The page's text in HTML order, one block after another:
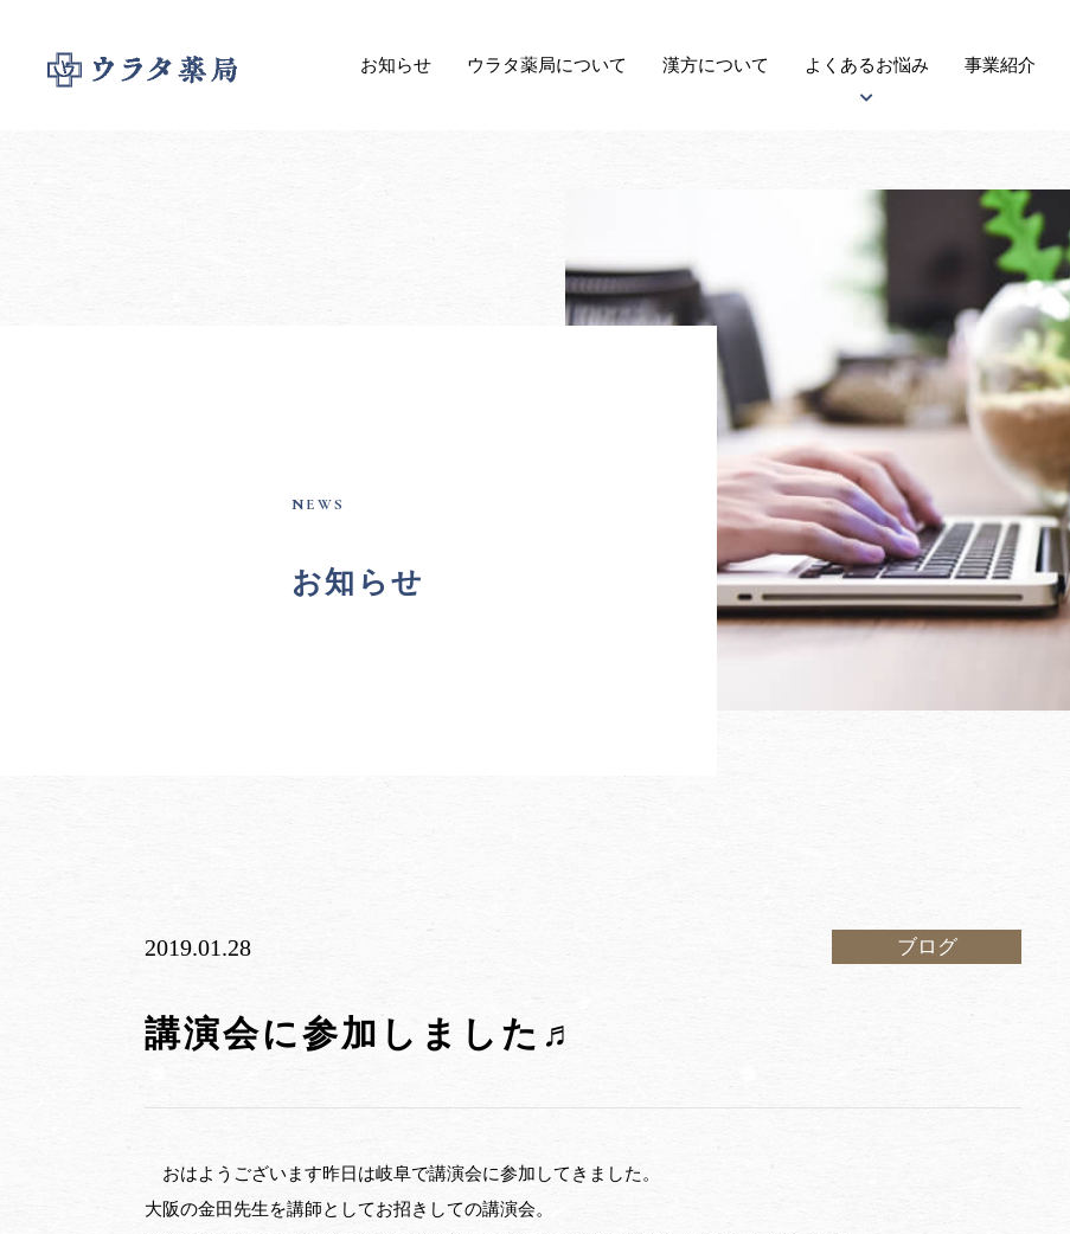
お知らせ ウラタ薬局について 漢方について よくあるお悩み 事業紹介
お知らせ
2019.01.28 ブログ
講演会に参加しました♬
おはようございます昨日は岐阜で講演会に参加してきました。
大阪の金田先生を講師としてお招きしての講演会。